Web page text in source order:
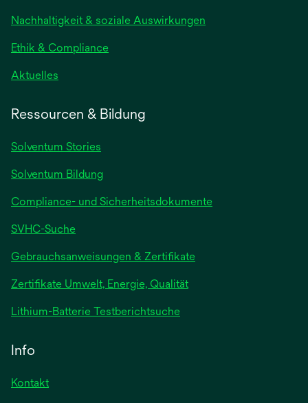
Nachhaltigkeit & soziale Auswirkungen
Ethik & Compliance
Aktuelles
Ressourcen & Bildung
Solventum Stories
Solventum Bildung
Compliance- und Sicherheitsdokumente
SVHC-Suche
Gebrauchsanweisungen & Zertifikatewird
Zertifikate Umwelt, Energie, Qualität
Lithium-Batterie Testberichtsuchewird
Info
Kontakt